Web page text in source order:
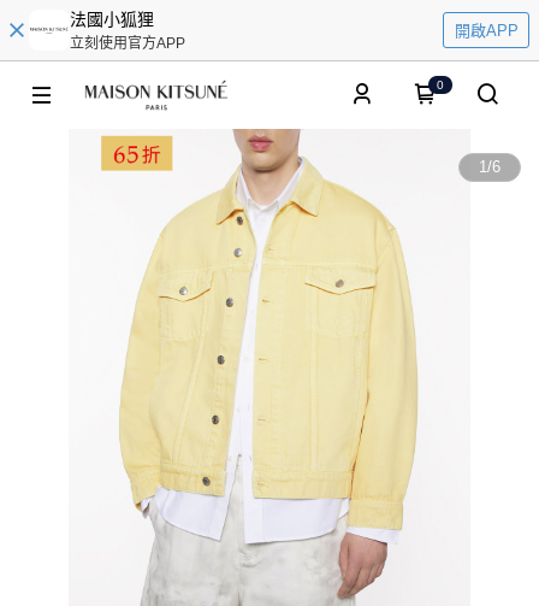
法國小狐狸
立刻使用官方APP
開啟APP
0
1/6